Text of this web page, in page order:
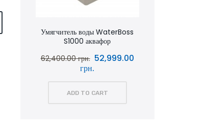
Умягчитель воды WaterBoss
S1000 аквафор
62,400.00 грн. 52,999.00
грн.
ADD TO CART